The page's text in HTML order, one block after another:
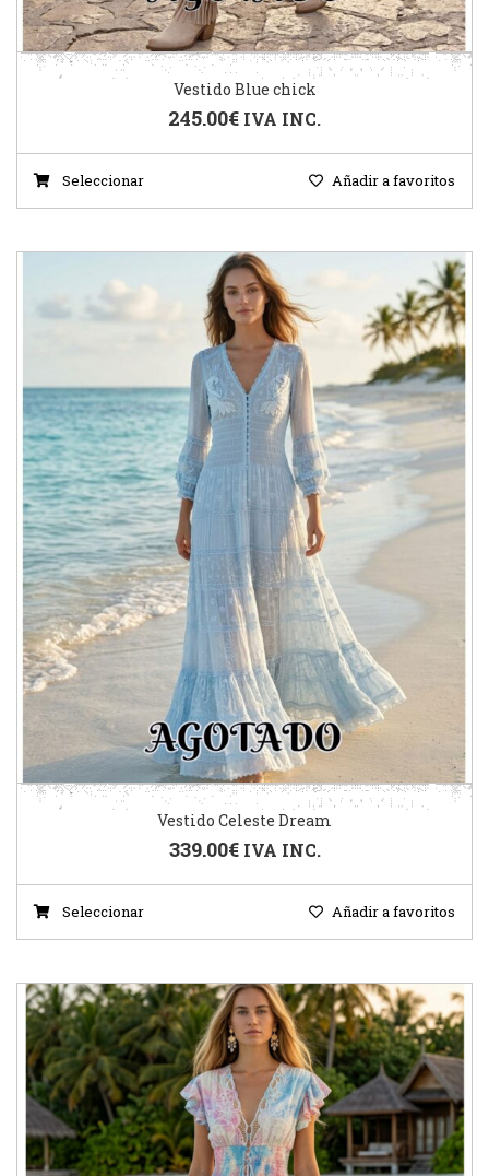
Vestido Blue chick
245.00€ IVA INC.
Seleccionar Añadir a favoritos
Vestido Celeste Dream
339.00€ IVA INC.
Seleccionar Añadir a favoritos